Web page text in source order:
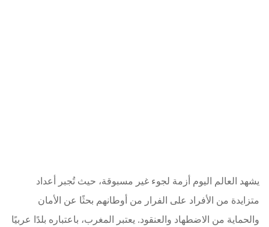
يشهد العالم اليوم أزمة لجوء غير مسبوقة، حيث تُجبر أعداد
متزايدة من الأفراد على الفرار من أوطانهم بحثًا عن الأمان
والحماية من الاضطهاد والعنقود. يعتبر المغرب، باعتباره بلدًا عربيًا